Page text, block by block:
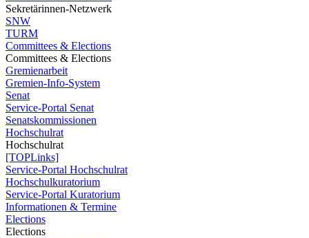
Sekretärinnen-Netzwerk
SNW
TURM
Committees & Elections
Committees & Elections
Gremienarbeit
Gremien-Info-System
Senat
Service-Portal Senat
Senatskommissionen
Hochschulrat
Hochschulrat
[TOPLinks]
Service-Portal Hochschulrat
Hochschulkuratorium
Service-Portal Kuratorium
Informationen & Termine
Elections
Elections